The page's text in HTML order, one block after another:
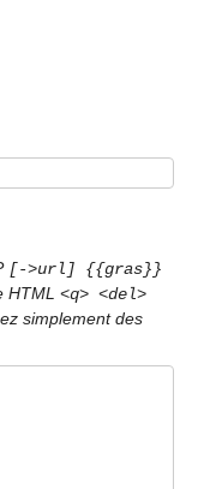
[->url] {{gras}}
HTML <q> <del>
simplement des